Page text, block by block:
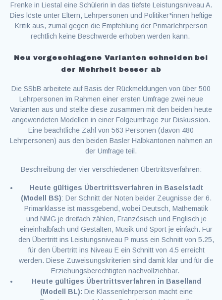
Frenke in Liestal eine Schülerin in das tiefste Leistungsniveau A.
Dies löste unter Eltern, Lehrpersonen und Politiker*innen heftige
Kritik aus, zumal gegen die Empfehlung der Primarlehrperson
rechtlich keine Beschwerde erhoben werden kann.
Neu vorgeschlagene Varianten schneiden bei
der Mehrheit besser ab
Die SSbB arbeitete auf Basis der Rückmeldungen von über 500
Lehrpersonen im Rahmen einer ersten Umfrage zwei neue
Varianten aus und stellte diese zusammen mit den beiden heute
angewendeten Modellen in einer Folgeumfrage zur Diskussion.
Eine beachtliche Zahl von 563 Personen (davon 480
Lehrpersonen) aus den beiden Basler Halbkantonen nahmen an
der Umfrage teil.
Beschreibung der vier verschiedenen Übertrittsverfahren:
Heute gültiges Übertrittsverfahren in Baselstadt
(Modell BS): Der Schnitt der Noten beider Zeugnisse der 6.
Primarklasse ist massgebend, wobei Deutsch, Mathematik
und NMG je dreifach zählen, Französisch und Englisch je
eineinhalbfach und Gestalten, Musik und Sport je einfach. Für
den Übertritt ins Leistungsniveau P muss ein Schnitt von 5.25,
für den Übertritt ins Niveau E ein Schnitt von 4.5 erreicht
werden. Diese Zuweisungskriterien sind damit klar und für die
Erziehungsberechtigten nachvollziehbar.
Heute gültiges Übertrittsverfahren in Baselland
(Modell BL): Die Klassenlehrperson macht eine